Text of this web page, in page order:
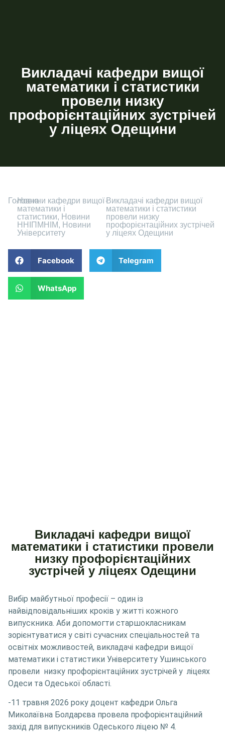
Викладачі кафедри вищої
математики і статистики
провели низку
профорієнтаційних зустрічей
у ліцеях Одещини
Головна
-Новини кафедри вищої
математики і
статистики, Новини
ННІПМНІМ, Новини
Університету
-Викладачі кафедри вищої
математики і статистики
провели низку
профорієнтаційних зустрічей
у ліцеях Одещини
Facebook Telegram
WhatsApp
Викладачі кафедри вищої
математики і статистики провели
низку профорієнтаційних
зустрічей у ліцеях Одещини
Вибір майбутньої професії – один із
найвідповідальніших кроків у житті кожного
випускника. Аби допомогти старшокласникам
зорієнтуватися у світі сучасних спеціальностей та
освітніх можливостей, викладачі кафедри вищої
математики і статистики Університету Ушинського
провели низку профорієнтаційних зустрічей у ліцеях
Одеси та Одеської області.
-11 травня 2026 року доцент кафедри Ольга
Миколаївна Болдарєва провела профорієнтаційний
захід для випускників Одеського ліцею № 4.